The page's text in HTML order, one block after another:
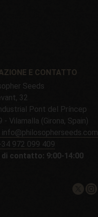
E CONTATTO
Seeds
32
Pont del Príncep
- Vilamalla (Girona, Spain)
info@philosopherseeds.com
972 099 409
contatto: 9:00-14:00